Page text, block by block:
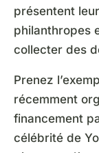
présentent
philanthropes
collecter des
Prenez
récemment
financement
célébrité de